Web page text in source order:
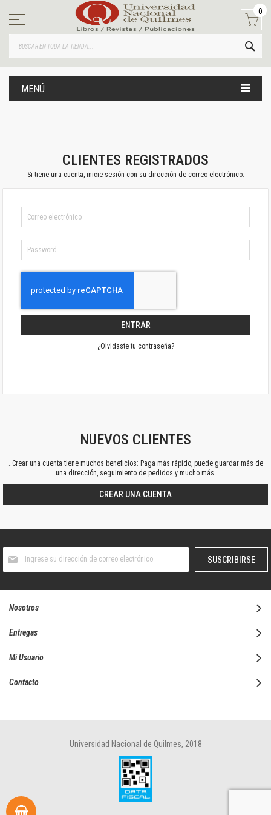
contenido
0
MENÚ
CLIENTES REGISTRADOS
Si tiene una cuenta, inicie sesión con su dirección de correo electrónico.
ENTRAR
¿Olvidaste tu contraseña?
NUEVOS CLIENTES
..Crear una cuenta tiene muchos beneficios: Paga más rápido, puede guardar más de
una dirección, seguimiento de pedidos y mucho más.
CREAR UNA CUENTA
boletín
SUSCRIBIRSE
Nosotros
Entregas
Mi Usuario
Contacto
Universidad Nacional de Quilmes, 2018